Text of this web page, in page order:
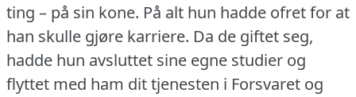
ting – på sin kone. På alt hun hadde ofret for at
han skulle gjøre karriere. Da de giftet seg,
hadde hun avsluttet sine egne studier og
flyttet med ham dit tjenesten i Forsvaret og